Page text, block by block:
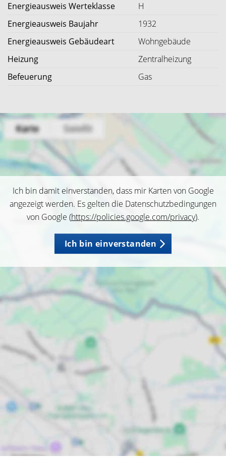
Energieausweis Werteklasse
H
Energieausweis Baujahr
1932
Energieausweis Gebäudeart
Wohngebäude
Heizung
Zentralheizung
Befeuerung
Gas
Ich bin damit einverstanden, dass mir Karten von Google
angezeigt werden. Es gelten die Datenschutzbedingungen
von Google (https://policies.google.com/privacy).
Ich bin einverstanden